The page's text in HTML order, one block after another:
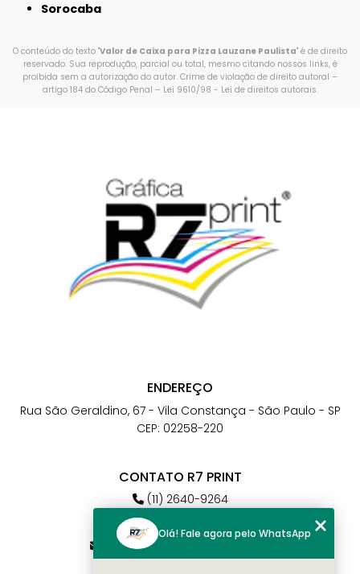
Sorocaba
O conteúdo do texto "Valor de Caixa para Pizza Lauzane Paulista" é de direito
reservado. Sua reprodução, parcial ou total, mesmo citando nossos links, é
proibida sem a autorização do autor. Crime de violação de direito autoral –
artigo 184 do Código Penal – Lei 9610/98 - Lei de direitos autorais.
ENDEREÇO
Rua São Geraldino, 67 - Vila Constança - São Paulo - SP
CEP: 02258-220
CONTATO R7 PRINT
(11) 2640-9264
(11) 98784-6664
atendimento@r7print.com.br
Olá! Fale agora pelo WhatsApp